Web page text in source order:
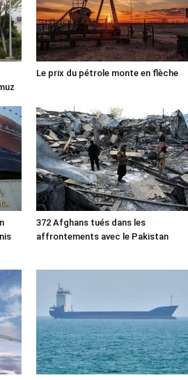
Le prix du pétrole monte en flèche
372 Afghans tués dans les
affrontements avec le Pakistan